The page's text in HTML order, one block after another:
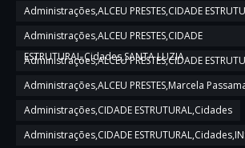
Administrações,ALCEU PRESTES,CIDADE
Administrações,ALCEU PRESTES,CIDADE
ESTRUTURAL,Cidades,SANTA LUZIA
Administrações,ALCEU PRESTES,CIDADE
Administrações,ALCEU PRESTES,Marcela
Administrações,CIDADE ESTRUTURAL,Cidades
Administrações,CIDADE